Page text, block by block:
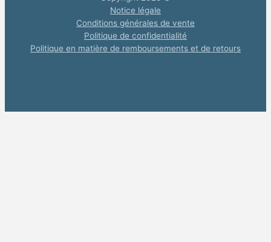
Notice légale
Conditions générales de vente
Politique de confidentialité
Politique en matière de remboursements et de retours